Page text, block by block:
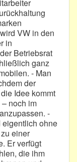
VW in den
in
Betriebsrat
ganz
- Man
der
Idee kommt
noch im
-
ohne
einer
Er verfügt
die ihm